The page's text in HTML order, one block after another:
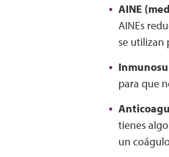
AINE
AINEs
se utilizan
para que
tienes
un